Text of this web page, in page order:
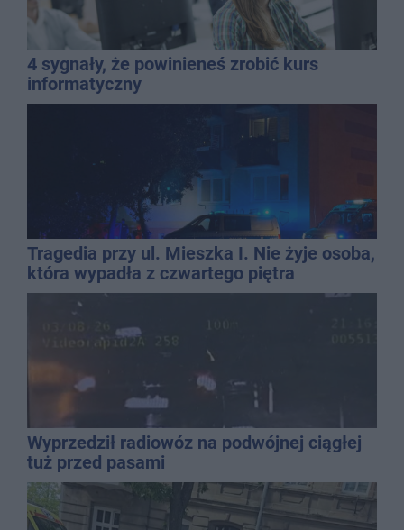
4 sygnały, że powinieneś zrobić kurs
informatyczny
Tragedia przy ul. Mieszka I. Nie żyje osoba,
która wypadła z czwartego piętra
Wyprzedził radiowóz na podwójnej ciągłej
tuż przed pasami